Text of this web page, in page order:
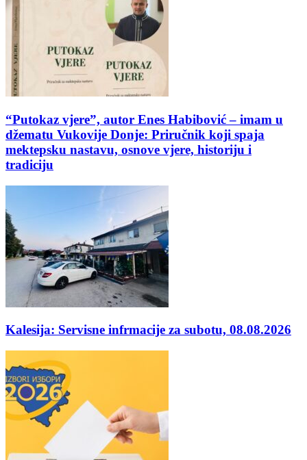
“Putokaz vjere”, autor Enes Habibović – imam u
džematu Vukovije Donje: Priručnik koji spaja
mektepsku nastavu, osnove vjere, historiju i
tradiciju
Kalesija: Servisne infrmacije za subotu, 08.08.2026